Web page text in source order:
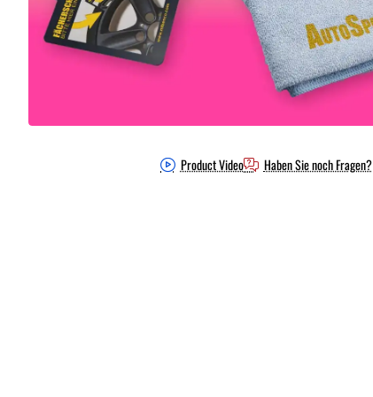
Product Video Haben Sie noch Fragen?